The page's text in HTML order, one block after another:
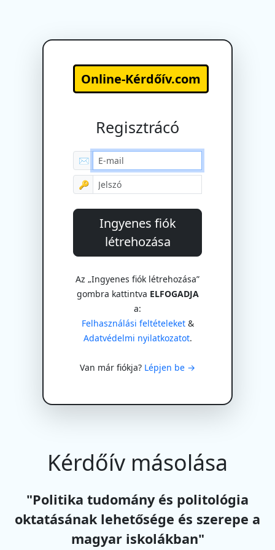
Online-Kérdőív.com
Regisztrácó
✉
🔑
Ingyenes fiók
létrehozása
Az „Ingyenes fiók létrehozása”
gombra kattintva ELFOGADJA
a:
Felhasználási feltételeket&
Adatvédelmi nyilatkozatot.
Van már fiókja? Lépjen be →
Kérdőív másolása
"Politika tudomány és politológia
oktatásának lehetősége és szerepe a
magyar iskolákban"